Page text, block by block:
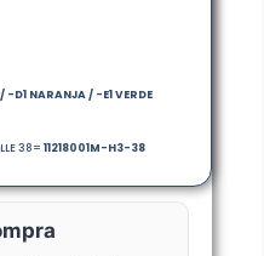
D1 NARANJA / -E1 VERDE
38= 11218001M-H3-38